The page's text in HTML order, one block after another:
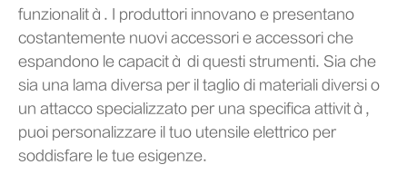
funzionalità. I produttori innovano e presentano
costantemente nuovi accessori e accessori che
espandono le capacità di questi strumenti. Sia che
sia una lama diversa per il taglio di materiali diversi o
un attacco specializzato per una specifica attività,
puoi personalizzare il tuo utensile elettrico per
soddisfare le tue esigenze.